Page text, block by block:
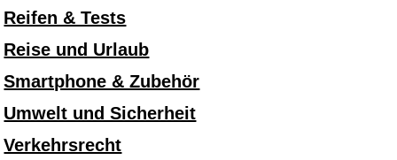
Reifen & Tests
Reise und Urlaub
Smartphone & Zubehör
Umwelt und Sicherheit
Verkehrsrecht